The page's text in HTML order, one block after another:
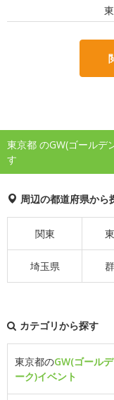
東京都 のGW(ゴールデ
す
周辺の都道府県から
関東
埼玉県
カテゴリから探す
東京都のGW(ゴール
ーク)イベント